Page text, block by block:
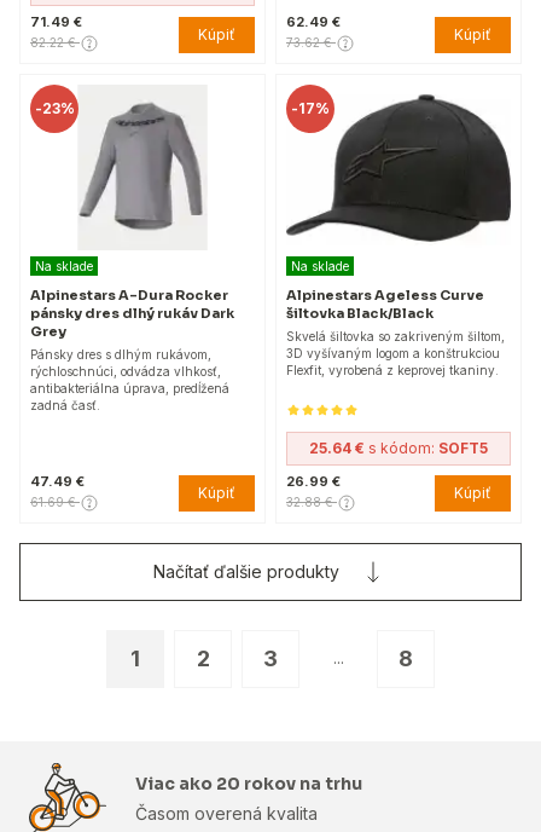
71.49 €
82.22 € Kúpiť
62.49 €
73.62 € Kúpiť
-23%
Na sklade
Alpinestars A-Dura Rocker
pánsky dres dlhý rukáv Dark
Grey
Pánsky dres s dlhým rukávom,
rýchloschnúci, odvádza vlhkosť,
antibakteriálna úprava, predĺžená
zadná časť.
47.49 €
61.69 € Kúpiť
-17%
Na sklade
Alpinestars Ageless Curve
šiltovka Black/Black
Skvelá šiltovka so zakriveným šiltom,
3D vyšívaným logom a konštrukciou
Flexfit, vyrobená z keprovej tkaniny.
25.64 € s kódom: SOFT5
26.99 €
32.88 € Kúpiť
1 2 3 ... 8
Načítať ďalšie produkty
Viac ako 20 rokov na trhu
Časom overená kvalita